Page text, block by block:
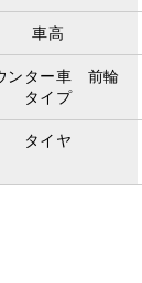
車高
ンター車 前輪
タイプ
タイヤ